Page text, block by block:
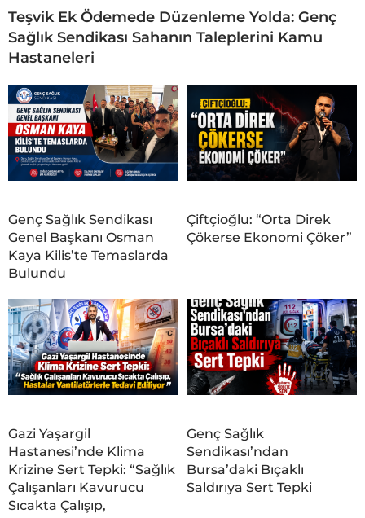
Teşvik Ek Ödemede Düzenleme Yolda: Genç
Sağlık Sendikası Sahanın Taleplerini Kamu
Hastaneleri
Genç Sağlık Sendikası
Genel Başkanı Osman
Kaya Kilis’te Temaslarda
Bulundu
Çiftçioğlu: “Orta Direk
Çökerse Ekonomi Çöker”
Gazi Yaşargil
Hastanesi’nde Klima
Krizine Sert Tepki: “Sağlık
Çalışanları Kavurucu
Sıcakta Çalışıp,
Genç Sağlık
Sendikası’ndan
Bursa’daki Bıçaklı
Saldırıya Sert Tepki